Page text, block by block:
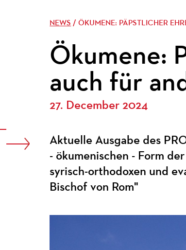
NEWS / ÖKUMENE: PÄPSTLICHER
Ökumene:
auch für
27. December 2024
Aktuelle Ausgabe des
- ökumenischen - Form
syrisch-orthodoxen und
Bischof von Rom"